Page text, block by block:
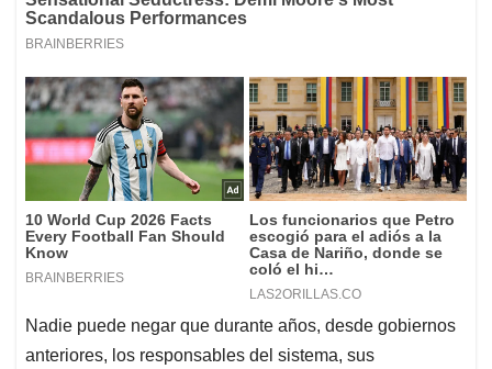
Nadie puede negar que durante años, desde gobiernos
anteriores, los responsables del sistema, sus